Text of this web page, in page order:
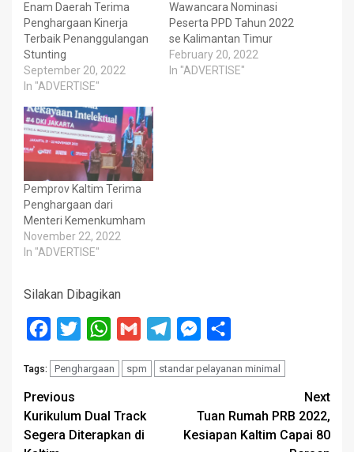
Enam Daerah Terima
Penghargaan Kinerja
Terbaik Penanggulangan
Stunting
September 20, 2022
In "ADVERTISE"
Wawancara Nominasi
Peserta PPD Tahun 2022
se Kalimantan Timur
February 20, 2022
In "ADVERTISE"
Pemprov Kaltim Terima
Penghargaan dari
Menteri Kemenkumham
November 22, 2022
In "ADVERTISE"
Silakan Dibagikan
Facebook
Twitter WhatsApp
Gmail TelegramMessenger
Tags: Penghargaan spm standar pelayanan minimal
Post
navigation
Previous
Kurikulum Dual Track
Segera Diterapkan di
Next
Tuan Rumah PRB 2022,
Kesiapan Kaltim Capai 80